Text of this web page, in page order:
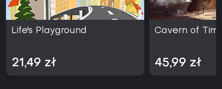
Life's Playground
21,49 zł
Cavern of
45,99 zł